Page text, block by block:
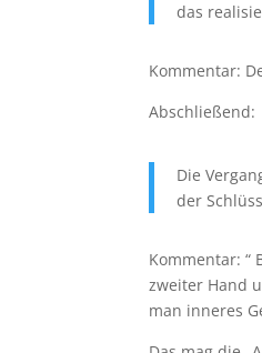
das
Kommentar:
Abschließend:
Die
der
Kommentar: “
zweiter Hand
man inneres